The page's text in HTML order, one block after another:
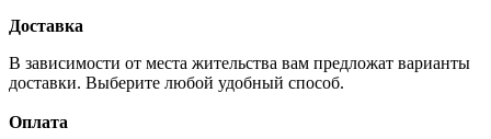
Доставка
В зависимости от места жительства вам предложат варианты
доставки. Выберите любой удобный способ.
Оплата